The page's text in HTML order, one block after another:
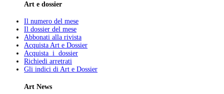
Art e dossier
Il numero del mese
Il dossier del mese
Abbonati alla rivista
Acquista Art e Dossier
Acquista i dossier
Richiedi arretrati
Gli indici di Art e Dossier
Art News